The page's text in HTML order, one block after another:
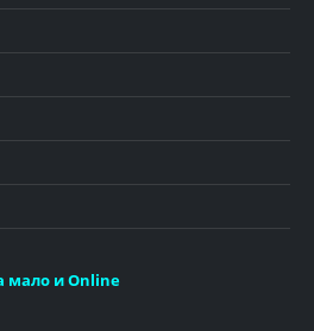
мало и Online